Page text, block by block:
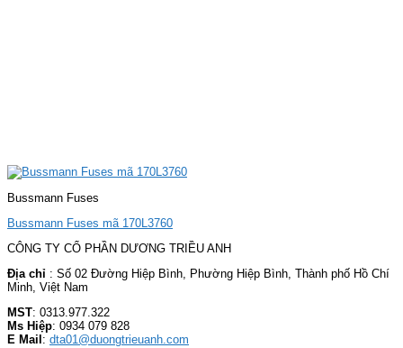
Bussmann Fuses
Bussmann Fuses mã 170L3760
CÔNG TY CỔ PHẦN DƯƠNG TRIỀU ANH
Địa chỉ : Số 02 Đường Hiệp Bình, Phường Hiệp Bình, Thành phố Hồ Chí
Minh, Việt Nam
MST: 0313.977.322
Ms Hiệp: 0934 079 828
E Mail : dta01@duongtrieuanh.com